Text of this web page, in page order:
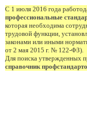
С 1 июля 2016 года
профессиональные
которая необходима
трудовой функции,
законами или иными
от 2 мая 2015 г. № 122-ФЗ).
Для поиска утвержденных
справочник